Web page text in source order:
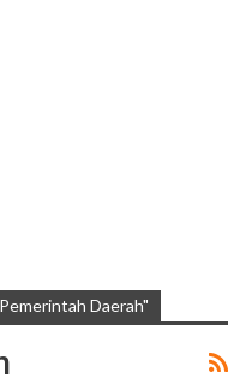
Daerah"